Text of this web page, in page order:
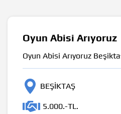
Oyun Abisi Arıyoruz
Oyun Abisi Arıyoruz
BEŞİKTAŞ
5.000.-TL.